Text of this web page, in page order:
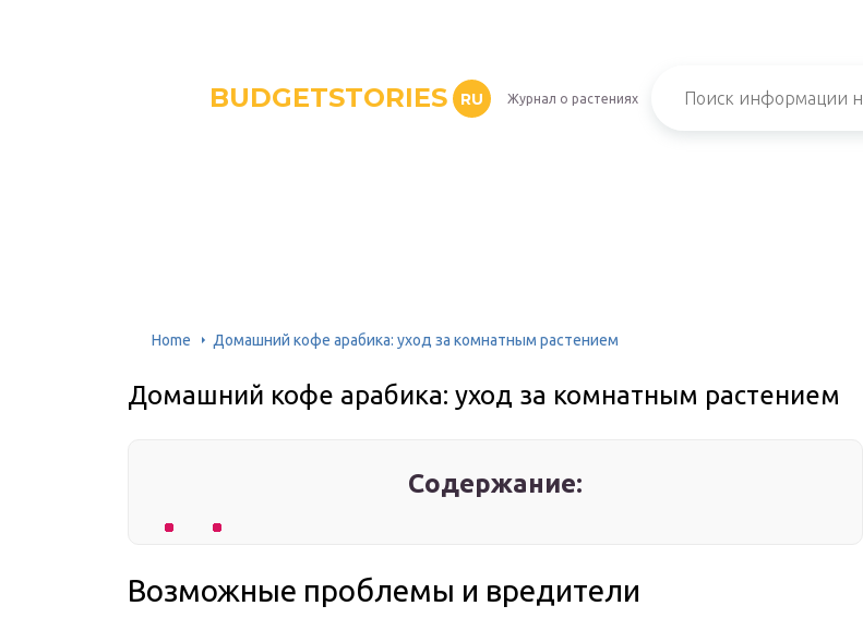
BUDGETSTORIES RU Журнал о растениях
Home Домашний кофе арабика: уход за комнатным растением
Домашний кофе арабика: уход за комнатным растением
Содержание:
Возможные проблемы и вредители